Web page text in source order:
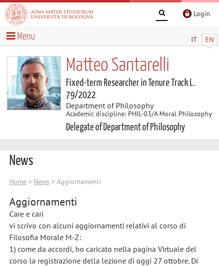
Login
IT EN
Menu
Matteo Santarelli
Fixed-term Researcher in Tenure Track L.
79/2022
Department of Philosophy
Academic discipline: PHIL-03/A Moral Philosophy
Delegate of Department of Philosophy
News
Home> News > Aggiornamenti
Aggiornamenti
Care e cari
vi scrivo con alcuni aggiornamenti relativi al corso di
Filosofia Morale M-Z:
1) come da accordi, ho caricato nella pagina Virtuale del
corso la registrazione della lezione di oggi 27 ottobre. Di